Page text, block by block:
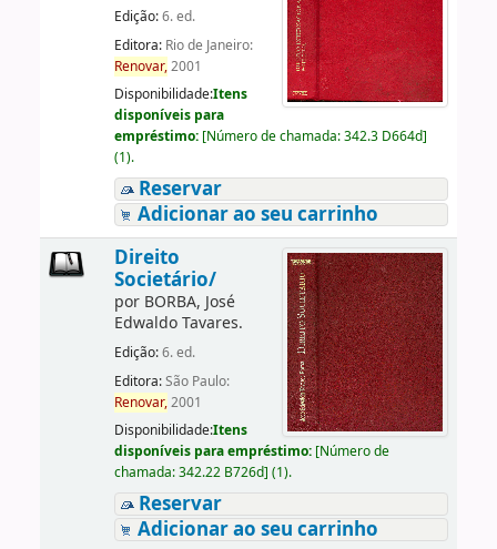
Edição:6. ed.
Editora: Rio de Janeiro:
Renovar,2001
Disponibilidade:Itens
disponíveis para
empréstimo: [Número de chamada:342.3 D664d]
(1).
Reservar
Adicionar ao seu carrinho
Direito
Societário/
por BORBA, José
Edwaldo Tavares.
Edição:6. ed.
Editora:São Paulo:
Renovar,2001
Disponibilidade:Itens
disponíveis para empréstimo: [Número de
chamada:342.22 B726d] (1).
Reservar
Adicionar ao seu carrinho